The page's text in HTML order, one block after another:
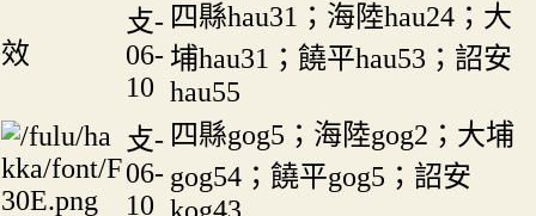
效
攴-
06-
10
四縣hau31；海陸hau24；大
埔hau31；饒平hau53；詔安
hau55
攴-
06-
10
四縣gog5；海陸gog2；大埔
gog54；饒平gog5；詔安